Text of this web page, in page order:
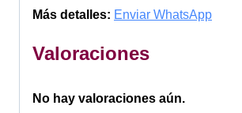
Más detalles: Enviar WhatsApp
Valoraciones
No hay valoraciones aún.